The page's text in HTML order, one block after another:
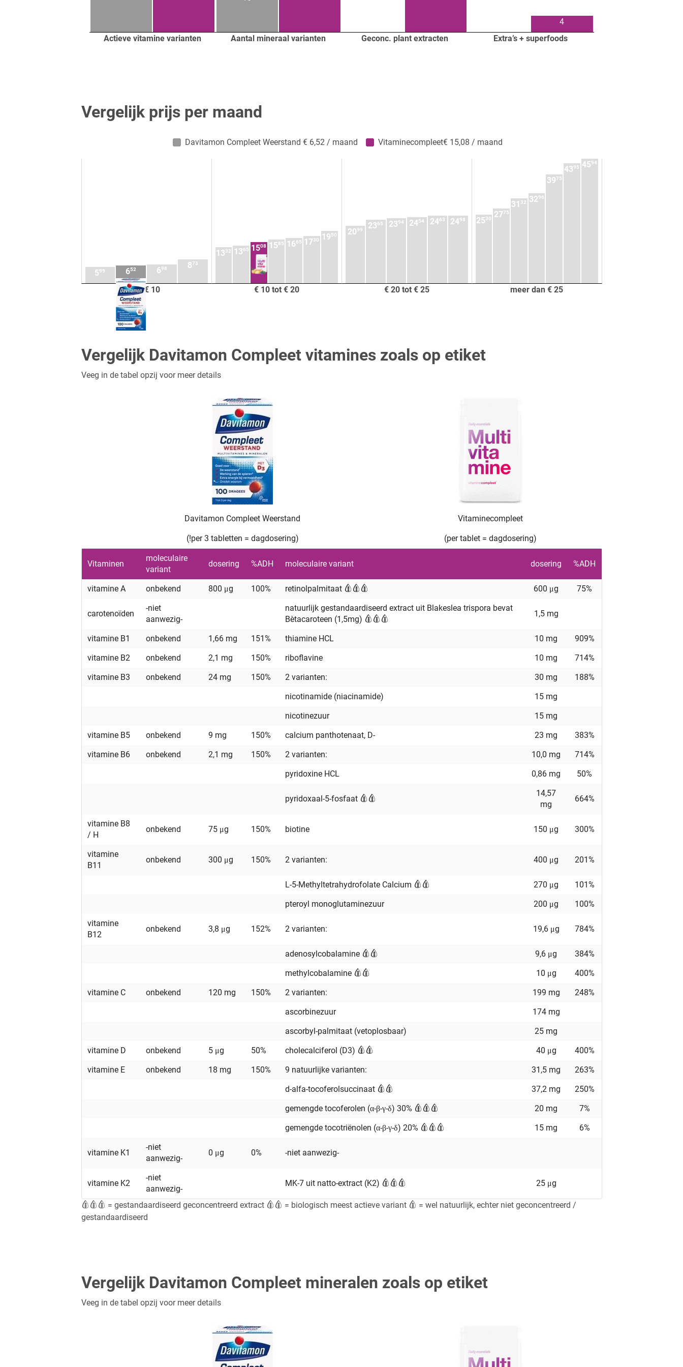
Actieve vitamine varianten Aantal mineraal varianten Geconc. plant extracten Extra’s + superfoods
4
Vergelijk prijs per maand
Davitamon Compleet Weerstand € 6,52 / maand Vitaminecompleet€ 15,08 / maand
tot € 10
599 652 698 873
€ 10 tot € 20
1332 1365 1508 1585 1665 1730 1950
€ 20 tot € 25
2099 2365 2394 2454 2463 2498
meer dan € 25
2530 2775
31 32 3296
3975
4395 4594
Vergelijk Davitamon Compleet vitamines zoals op etiket
Veeg in de tabel opzij voor meer details
Davitamon Compleet Weerstand Vitaminecompleet
(!per 3 tabletten = dagdosering) (per tablet = dagdosering)
Vitaminen
moleculaire
variant
dosering %ADH moleculaire variant dosering %ADH
vitamine A onbekend 800 μg 100% retinolpalmitaat 600 μg 75%
carotenoïden
-niet
aanwezig-
natuurlijk gestandaardiseerd extract uit Blakeslea trispora bevat
Bètacaroteen (1,5mg)
1,5 mg
vitamine B1 onbekend 1,66 mg 151% thiamine HCL 10 mg
909%
vitamine B2
onbekend 2,1 mg 150% riboflavine 10 mg
714%
vitamine B3
onbekend 24 mg 150% 2 varianten: 30 mg
188%
nicotinamide (niacinamide)
15 mg
nicotinezuur
15 mg
vitamine B5
onbekend 9 mg 150% calcium panthotenaat, D- 23 mg
383%
vitamine B6
onbekend 2,1 mg 150% 2 varianten: 10,0 mg
714%
pyridoxine HCL
0,86 mg 50%
pyridoxaal-5-fosfaat
14,57
mg
664%
vitamine B8
/ H
onbekend 75 μg 150% biotine 150 μg 300%
vitamine
B11
onbekend 300 μg 150% 2 varianten: 400 μg 201%
L-5-Methyltetrahydrofolate Calcium 270 μg
101%
pteroyl monoglutaminezuur
200 μg
100%
vitamine
B12
onbekend 3,8 μg 152% 2 varianten: 19,6 μg 784%
adenosylcobalamine 9,6 μg
384%
methylcobalamine
10 μg
400%
vitamine C
onbekend 120 mg 150% 2 varianten: 199 mg
248%
ascorbinezuur
174 mg
ascorbyl-palmitaat (vetoplosbaar)
25 mg
vitamine D
onbekend 5 μg 50% cholecalciferol (D3) 40 μg
400%
vitamine E
onbekend 18 mg 150% 9 natuurlijke varianten: 31,5 mg
263%
d-alfa-tocoferolsuccinaat
37,2 mg
250%
gemengde tocoferolen (α-β-γ-δ) 30%
20 mg
7%
gemengde tocotriënolen (α-β-γ-δ) 20%
15 mg 6%
vitamine K1
-niet
aanwezig-
0 μg 0% -niet aanwezig-
vitamine K2
-niet
aanwezig-
MK-7 uit natto-extract (K2) 25 μg
= gestandaardiseerd geconcentreerd extract = biologisch meest actieve variant
= wel natuurlijk, echter niet geconcentreerd /
gestandaardiseerd
Vergelijk Davitamon Compleet mineralen zoals op etiket
Veeg in de tabel opzij voor meer details